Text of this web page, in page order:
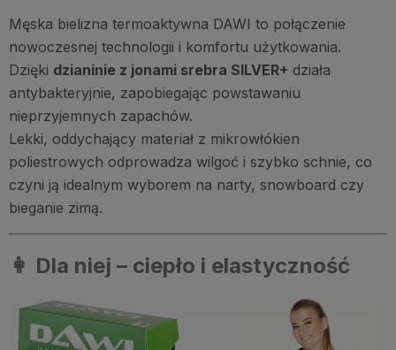
Męska bielizna termoaktywna DAWI to połączenie
nowoczesnej technologii i komfortu użytkowania.
Dzięki dzianinie z jonami srebra SILVER+ działa
antybakteryjnie, zapobiegając powstawaniu
nieprzyjemnych zapachów.
Lekki, oddychający materiał z mikrowłókien
poliestrowych odprowadza wilgoć i szybko schnie, co
czyni ją idealnym wyborem na narty, snowboard czy
bieganie zimą.
👩 Dla niej – ciepło i elastyczność